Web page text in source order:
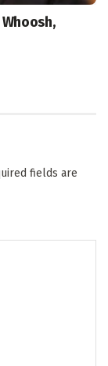
fields are